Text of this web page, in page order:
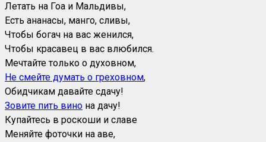
Летать на Гоа и Мальдивы,
Есть ананасы, манго, сливы,
Чтобы богач на вас женился,
Чтобы красавец в вас влюбился.
Мечтайте только о духовном,
Не смейте думать о греховном,
Обидчикам давайте сдачу!
Зовите пить вино на дачу!
Купайтесь в роскоши и славе
Меняйте фоточки на аве,